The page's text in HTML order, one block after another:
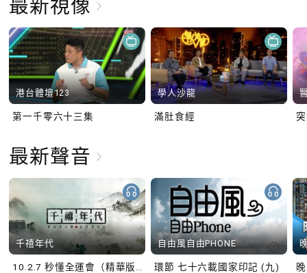
最新視像
港台體壇123
第一千零六十三集
學人沙龍
滿肚食經
最新聲音
千禧年代 自由風自由PHONE
環節 七十六載國家印記 (九)